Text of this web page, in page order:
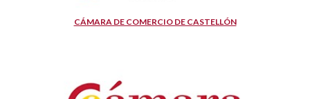
CÁMARA DE COMERCIO DE CASTELLÓN